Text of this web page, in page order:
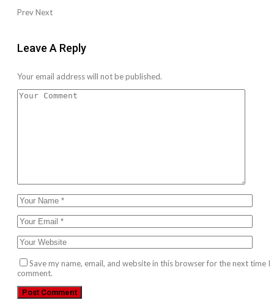
PrevNext
Leave A Reply
Your email address will not be published.
Save my name, email, and website in this browser for the next time I
comment.